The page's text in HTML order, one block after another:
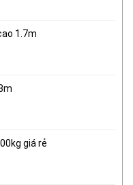
1.7m
giá rẻ